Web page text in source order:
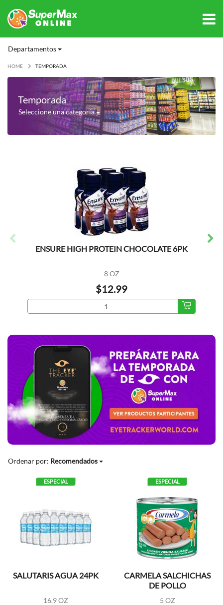
Departamentos
HOME TEMPORADA
Temporada
Seleccione una categoría
ENSURE HIGH PROTEIN CHOCOLATE 6PK
8 OZ
$12.99
Ordenar por: Recomendados
ESPECIAL
SALUTARIS AGUA 24PK
16.9 OZ
ESPECIAL
CARMELA SALCHICHAS
DE POLLO
5 OZ